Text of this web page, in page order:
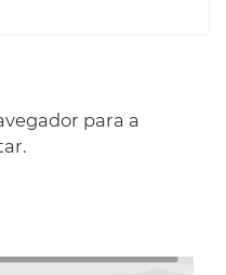
para a